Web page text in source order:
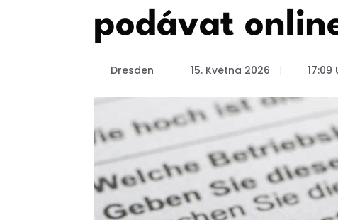
podávat
Dresden 15. Května 2026 17:09